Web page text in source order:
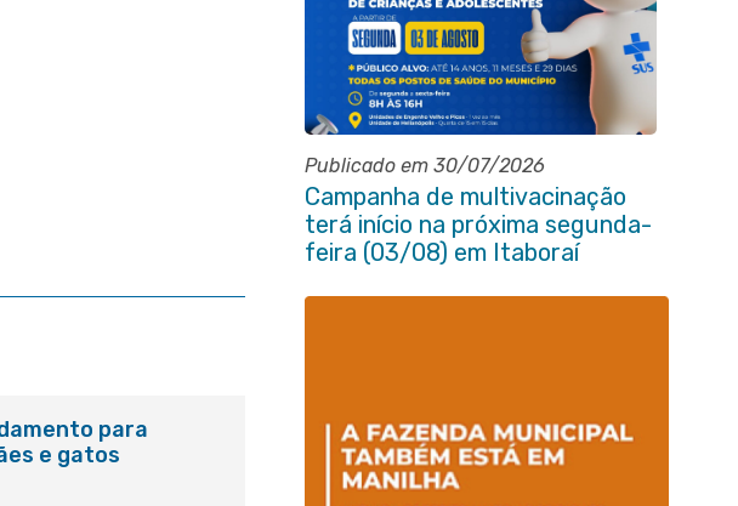
Publicado em 30/07/2026
Campanha de multivacinação
terá início na próxima segunda-
feira (03/08) em Itaboraí
para
e gatos